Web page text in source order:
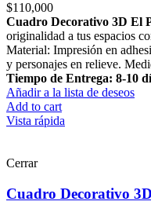
$110,000
Cuadro Decorativo 3D El
originalidad a tus espacios
Material: Impresión en
y personajes en relieve.
Tiempo de Entrega: 8-10
Añadir a la lista de deseos
Add to cart
Vista rápida
Cerrar
Cuadro Decorativo